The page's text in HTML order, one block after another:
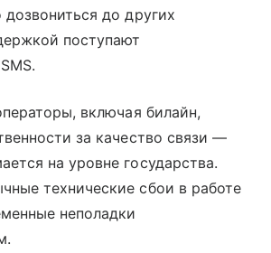
до других
поступают
включая билайн,
за качество связи —
на уровне государства.
технические сбои в работе
неполадки